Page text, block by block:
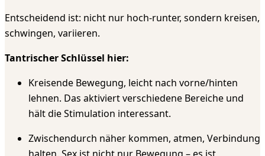
Entscheidend ist: nicht nur hoch-runter, sondern kreisen,
schwingen, variieren.
Tantrischer Schlüssel hier:
Kreisende Bewegung, leicht nach vorne/hinten
lehnen. Das aktiviert verschiedene Bereiche und
hält die Stimulation interessant.
Zwischendurch näher kommen, atmen, Verbindung